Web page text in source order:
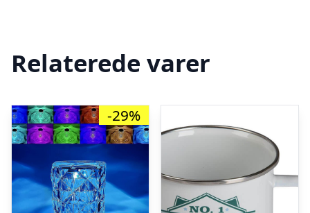
Relaterede varer
-29%